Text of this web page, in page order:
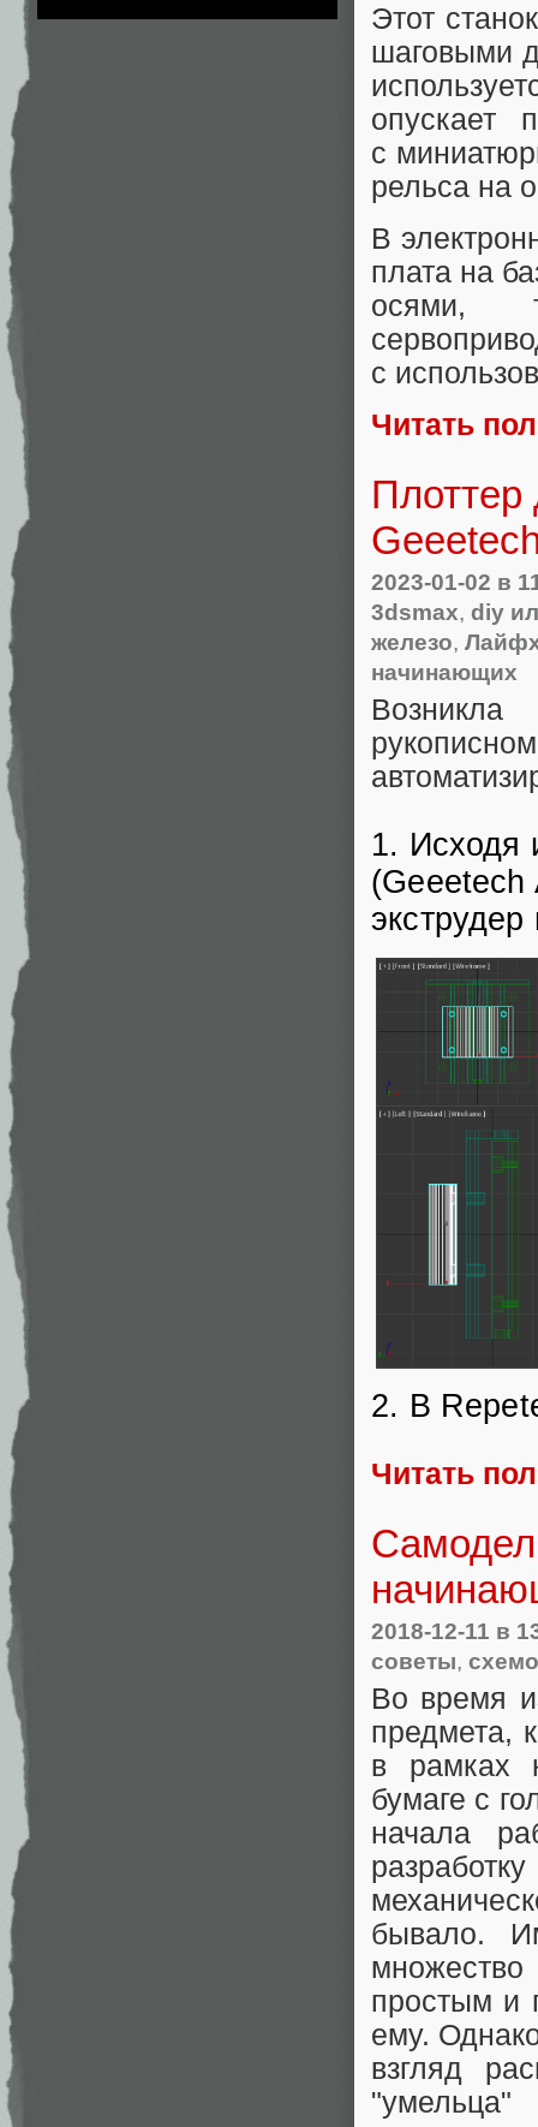
Этот
шаговыми
опускает
с
рельса на
В
плата на
осями,
с
Читать
Плоттер
2023-01-02 в
3dsmax, diy
железо,
начинающих
Возникла
1. Исходя
(Geeetech
2. В
Читать
2018-12-11 в
советы,
Во время
предмета,
в рамках
бумаге с
начала
бывало.
простым и
ему.
взгляд